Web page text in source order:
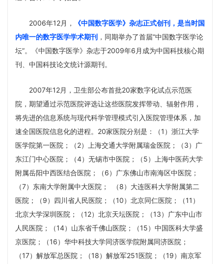
2006年12月，
《中国数字医学》杂志正式创刊，是当时国
内唯一的数字医学学术期刊 ，同期举办了首届“中国数字医学论
坛”。《中国数字医学》杂志于2009年6月成为中国科技核心期
刊、中国科技论文统计源期刊。
2007年12月，卫生部公布首批20家数字化试点示范医
院，期望通过示范医院评选让这些医院发挥带动、辐射作用，
将先进的信息系统与现代科学管理模式引入医院管理体系，加
速全国医院信息化的进程。20家医院分别是：（1）浙江大学
医学院第一医院；（2）上海交通大学附属瑞金医院；（3）广
东江门中心医院；（4）无锡市中医院；（5）上海中医药大学
附属岳阳中西医结合医院；（6）广东佛山市南海区中医院；
（7）东南大学附属中大医院； （8）大连医科大学附属第二
医院；（9）四川省人民医院；（10）北京同仁医院；（11）
北京大学深圳医院；（12）北京天坛医院；（13）广东中山市
人民医院；（14）山东省千佛山医院；（15）中国医科大学盛
京医院；（16）华中科技大学同济医学院附属同济医院；
（17）解放军总医院；（18）解放军251医院；（19）南京军